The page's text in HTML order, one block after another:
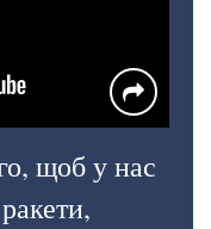
щоб у нас